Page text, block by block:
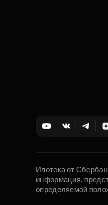
Ипотека от
информация,
определяемой